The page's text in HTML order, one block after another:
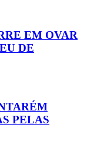
EM OVAR
DE
PELAS